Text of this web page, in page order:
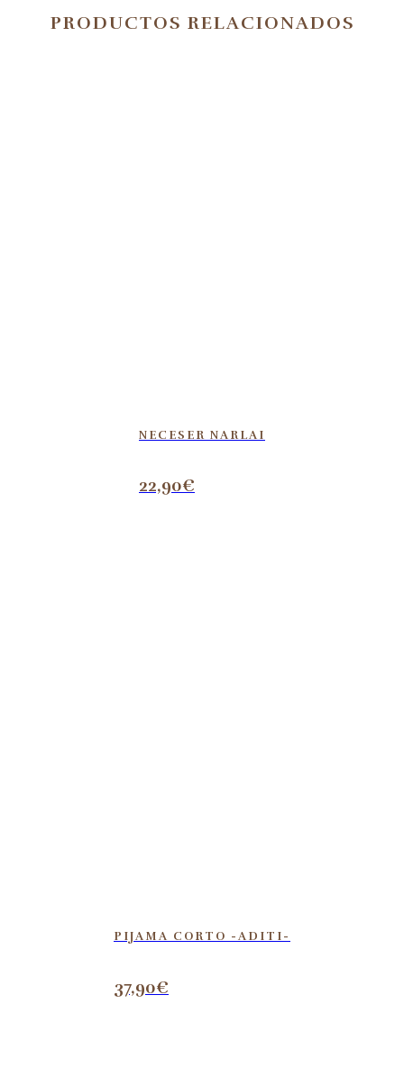
PRODUCTOS RELACIONADOS
NECESER NARLAI
22,90€
PIJAMA CORTO -ADITI-
37,90€